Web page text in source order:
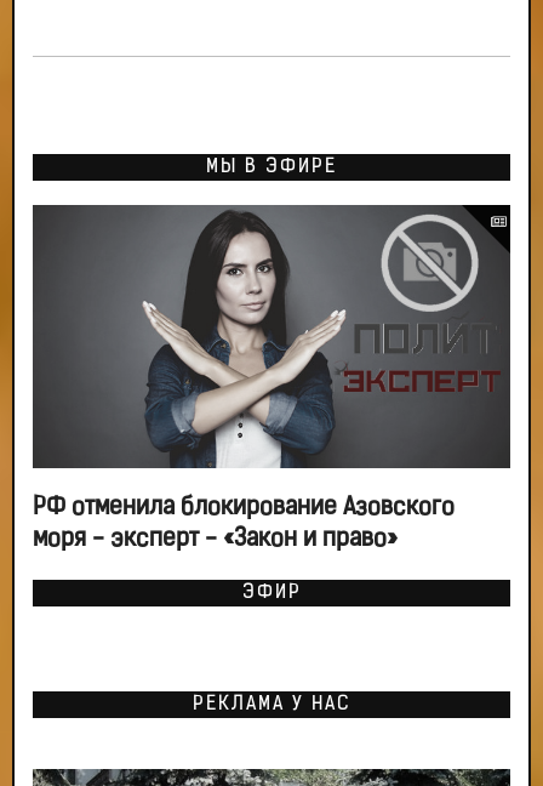
МЫ В ЭФИРЕ
РФ отменила блокирование Азовского
моря - эксперт - «Закон и право»
ЭФИР
РЕКЛАМА У НАС